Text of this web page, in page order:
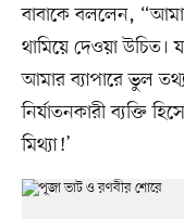
বাবাকে বললেন,
থামিয়ে দেওয়া উচিত।
আমার ব্যাপারে ভুল
নির্যাতনকারী ব্যক্তি
মিথ্যা!’